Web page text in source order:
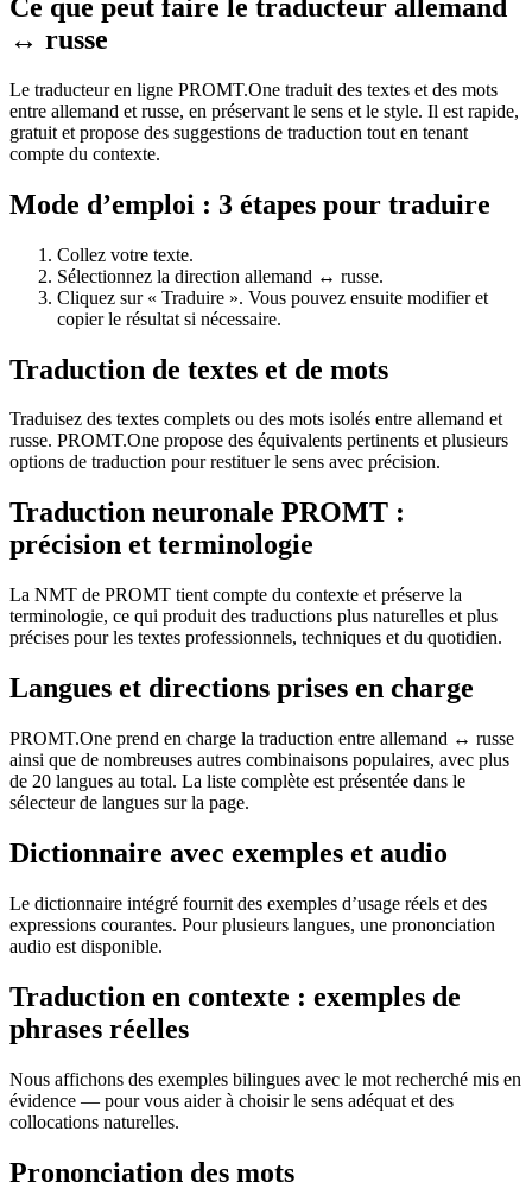
Ce que peut faire le traducteur allemand
↔ russe
Le traducteur en ligne PROMT.One traduit des textes et des mots
entre allemand et russe, en préservant le sens et le style. Il est rapide,
gratuit et propose des suggestions de traduction tout en tenant
compte du contexte.
Mode d’emploi : 3 étapes pour traduire
Collez votre texte.
Sélectionnez la direction allemand ↔ russe.
Cliquez sur « Traduire ». Vous pouvez ensuite modifier et
copier le résultat si nécessaire.
Traduction de textes et de mots
Traduisez des textes complets ou des mots isolés entre allemand et
russe. PROMT.One propose des équivalents pertinents et plusieurs
options de traduction pour restituer le sens avec précision.
Traduction neuronale PROMT :
précision et terminologie
La NMT de PROMT tient compte du contexte et préserve la
terminologie, ce qui produit des traductions plus naturelles et plus
précises pour les textes professionnels, techniques et du quotidien.
Langues et directions prises en charge
PROMT.One prend en charge la traduction entre allemand ↔ russe
ainsi que de nombreuses autres combinaisons populaires, avec plus
de 20 langues au total. La liste complète est présentée dans le
sélecteur de langues sur la page.
Dictionnaire avec exemples et audio
Le dictionnaire intégré fournit des exemples d’usage réels et des
expressions courantes. Pour plusieurs langues, une prononciation
audio est disponible.
Traduction en contexte : exemples de
phrases réelles
Nous affichons des exemples bilingues avec le mot recherché mis en
évidence — pour vous aider à choisir le sens adéquat et des
collocations naturelles.
Prononciation des mots